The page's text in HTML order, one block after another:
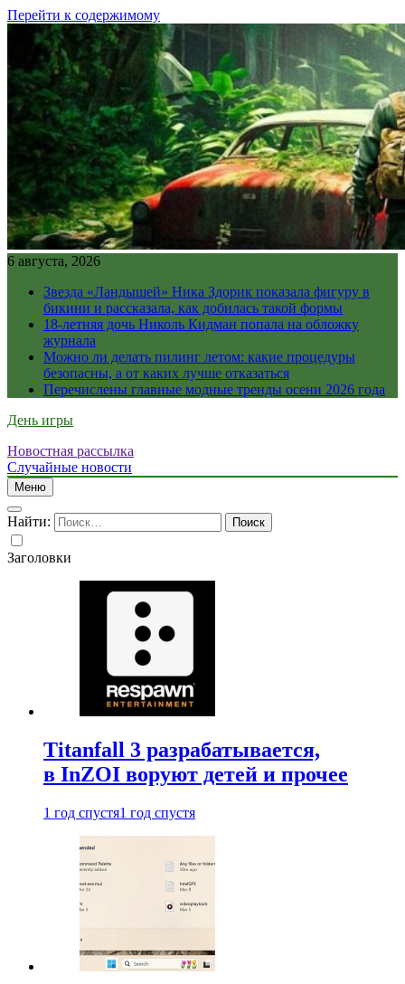
Перейти к содержимому
6 августа, 2026
Звезда «Ландышей» Ника Здорик показала фигуру в
бикини и рассказала, как добилась такой формы
18-летняя дочь Николь Кидман попала на обложку
журнала
Можно ли делать пилинг летом: какие процедуры
безопасны, а от каких лучше отказаться
Перечислены главные модные тренды осени 2026 года
День игры
Новостная рассылка
Случайные новости
Меню
Найти:
Заголовки
Titanfall 3 разрабатывается,
в InZOI воруют детей и прочее
1 год спустя1 год спустя